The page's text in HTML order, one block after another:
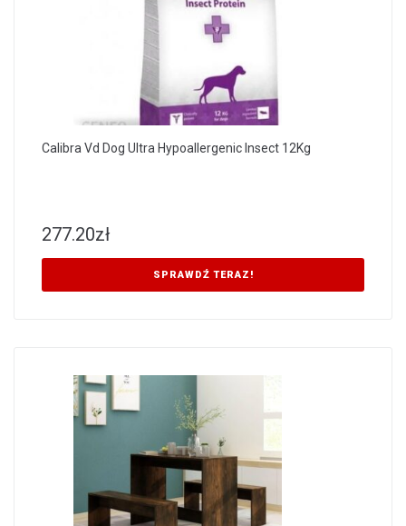
Calibra Vd Dog Ultra Hypoallergenic Insect 12Kg
277.20zł
SPRAWDŹ TERAZ!